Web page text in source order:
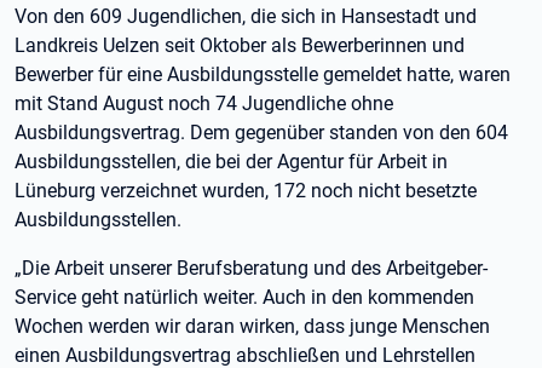
Von den 609 Jugendlichen, die sich in Hansestadt und
Landkreis Uelzen seit Oktober als Bewerberinnen und
Bewerber für eine Ausbildungsstelle gemeldet hatte, waren
mit Stand August noch 74 Jugendliche ohne
Ausbildungsvertrag. Dem gegenüber standen von den 604
Ausbildungsstellen, die bei der Agentur für Arbeit in
Lüneburg verzeichnet wurden, 172 noch nicht besetzte
Ausbildungsstellen.
„Die Arbeit unserer Berufsberatung und des Arbeitgeber-
Service geht natürlich weiter. Auch in den kommenden
Wochen werden wir daran wirken, dass junge Menschen
einen Ausbildungsvertrag abschließen und Lehrstellen